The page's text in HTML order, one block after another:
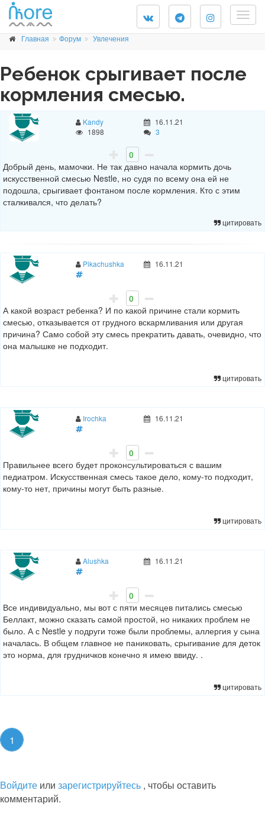
Главная Форум Увлечения
Ребенок срыгивает после
кормления смесью.
Kandy
16.11.21
1898
3
0
Добрый день, мамочки. Не так давно начала кормить дочь
искусственной смесью Nestle, но судя по всему она ей не
подошла, срыгивает фонтаном после кормления. Кто с этим
сталкивался, что делать?
цитировать
Pikachushka 16.11.21
0
А какой возраст ребенка? И по какой причине стали кормить
смесью, отказывается от грудного вскармливания или другая
причина? Само собой эту смесь прекратить давать, очевидно, что
она малышке не подходит.
цитировать
Irochka 16.11.21
0
Правильнее всего будет проконсультироваться с вашим
педиатром. Искусственная смесь такое дело, кому-то подходит,
кому-то нет, причины могут быть разные.
цитировать
Alushka 16.11.21
0
Все индивидуально, мы вот с пяти месяцев питались смесью
Беллакт, можно сказать самой простой, но никаких проблем не
было. А с Nestle у подруги тоже были проблемы, аллергия у сына
началась. В общем главное не паниковать, срыгивание для деток
это норма, для грудничков конечно я имею ввиду. .
цитировать
1
Войдите или зарегистрируйтесь , чтобы оставить
комментарий.